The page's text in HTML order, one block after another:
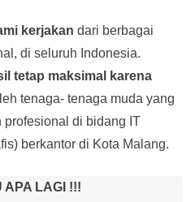
kerjakan dari berbagai
di seluruh Indonesia.
tetap maksimal karena
tenaga- tenaga muda yang
di bidang IT
berkantor di Kota Malang.
APA LAGI !!!